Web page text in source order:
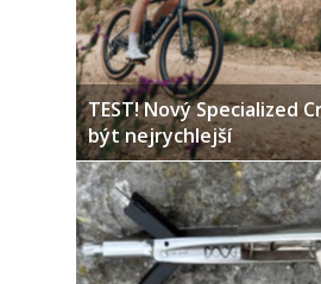
TEST! Nový Specialized
být nejrychlejší